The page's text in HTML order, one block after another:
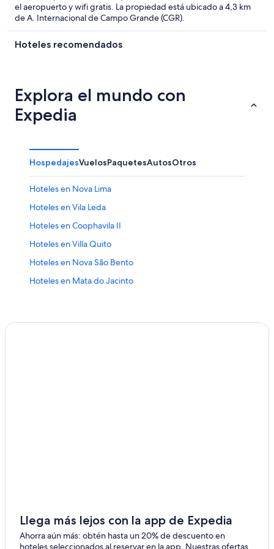
el aeropuerto y wifi gratis. La propiedad está ubicado a 4,3 km
de A. Internacional de Campo Grande (CGR).
Hoteles recomendados
Explora el mundo con
Expedia
HospedajesVuelosPaquetesAutosOtros
Hoteles en Nova Lima
Hoteles en Vila Leda
Hoteles en Coophavila II
Hoteles en Villa Quito
Hoteles en Nova São Bento
Hoteles en Mata do Jacinto
Hoteles de negocios en Mato Grosso del Sur
Llega más lejos con la app de Expedia
Ahorra aún más: obtén hasta un 20% de descuento en